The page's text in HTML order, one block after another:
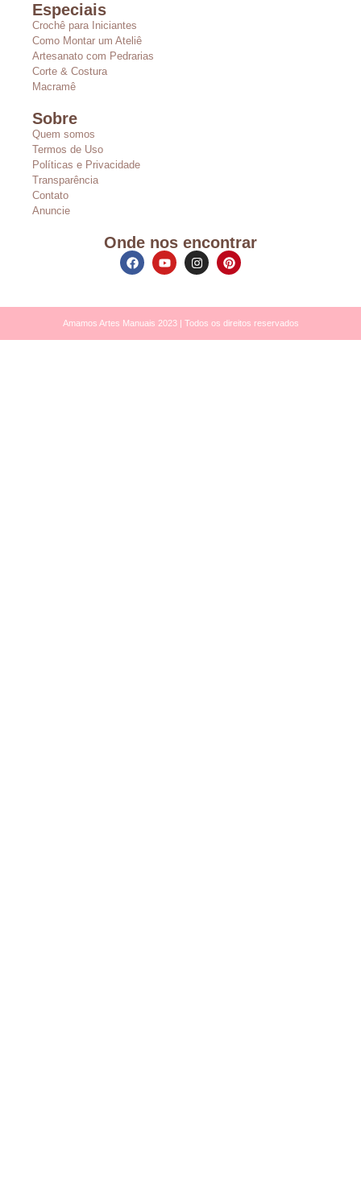
Especiais
Crochê para Iniciantes
Como Montar um Ateliê
Artesanato com Pedrarias
Corte & Costura
Macramê
Sobre
Quem somos
Termos de Uso
Políticas e Privacidade
Transparência
Contato
Anuncie
Onde nos encontrar
Amamos Artes Manuais 2023 | Todos os direitos reservados